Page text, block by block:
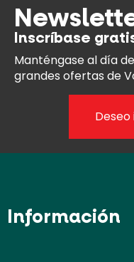
Inscríbase
Manténgase al día
grandes ofertas de
Información